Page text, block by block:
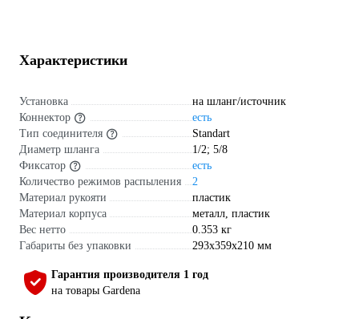
Характеристики
Установка
на шланг/источник
Коннектор
есть
Тип соединителя
Standart
Диаметр шланга
1/2; 5/8
Фиксатор
есть
Количество режимов распыления
2
Материал рукояти
пластик
Материал корпуса
металл, пластик
Вес нетто
0.353 кг
Габариты без упаковки
293х359х210 мм
Гарантия производителя 1 год
на товары Gardena